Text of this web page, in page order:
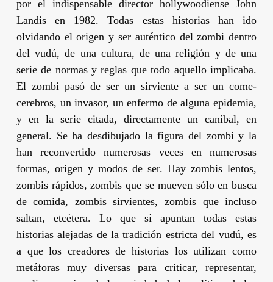
por el indispensable director hollywoodienseJohn
Landisen 1982. Todas estas historias han ido
olvidando el origen y ser auténtico del zombi dentro
del vudú, de una cultura, de una religión y de una
serie de normas y reglas que todo aquello implicaba.
El zombi pasó de ser un sirviente a ser un come-
cerebros, un invasor, un enfermo de alguna epidemia,
y en la serie citada, directamente un caníbal, en
general. Se ha desdibujado la figura del zombi y la
han reconvertido numerosas veces en numerosas
formas, origen y modos de ser. Hay zombis lentos,
zombis rápidos, zombis que se mueven sólo en busca
de comida, zombis sirvientes, zombis que incluso
saltan, etcétera. Lo que sí apuntan todas estas
historias alejadas de la tradición estricta del vudú, es
a que los creadores de historias los utilizan como
metáforas muy diversas para criticar, representar,